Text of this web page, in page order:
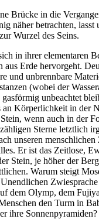
Brücke in die
näher betrachten,
Wurzel des Seins.
in ihrer elementaren
aus Erde hervorgeht.
und unbrennbare
(wobei der
unbeachtet
an Körperlichkeit in der
wenn auch in der
Sterne letztlich
unseren
Er ist das Zeitlose,
Stein, je höher der
Warum steigt
dem Olymp, dem
den Turm in
ihre Sonnenpyramiden?